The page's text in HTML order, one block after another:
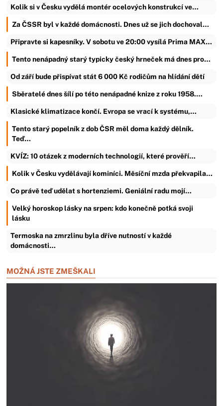
Kolik si v Česku vydělá montér ocelových konstrukcí ve…
Za ČSSR byl v každé domácnosti. Dnes už se jich dochoval…
Připravte si kapesníky. V sobotu ve 20:00 vysílá Prima MAX…
Tento nenápadný starý typicky český hrneček má dnes pro…
Od září bude přispívat stát 6 000 Kč rodičům na hlídání dětí
Sběratelé dnes šílí po této nenápadné knize z roku 1958.…
Klasické klimatizace končí. Evropa se vrací k systému,…
Tento starý popelník z dob ČSR měl doma každý dělník.
Teď…
KVÍZ: 10 otázek z moderních technologií, které prověří…
Kolik v Česku vydělávají kominíci. Měsíční mzda překvapila…
Co právě teď udělat s hortenziemi. Geniální radu mojí…
Velký horoskop lásky na srpen: kdo konečně potká svoji
lásku
Termoska na zmrzlinu byla dříve nutností v každé
domácnosti…
MOŽNÁ JSTE ZMEŠKALI